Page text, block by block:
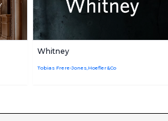
Whitney
Tobias Frere-Jones,Hoefler&Co